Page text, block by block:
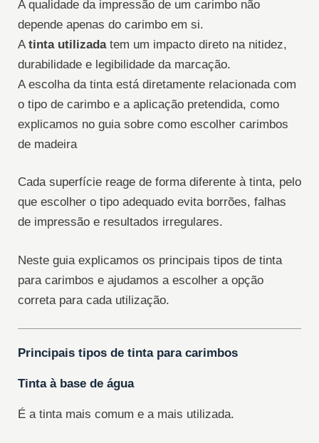
A qualidade da impressão de um carimbo não
depende apenas do carimbo em si.
A tinta utilizadatem um impacto direto na nitidez,
durabilidade e legibilidade da marcação.
A escolha da tinta está diretamente relacionada com
o tipo de carimbo e a aplicação pretendida, como
explicamos no guia sobre como escolher carimbos
de madeira
Cada superfície reage de forma diferente à tinta, pelo
que escolher o tipo adequado evita borrões, falhas
de impressão e resultados irregulares.
Neste guia explicamos os principais tipos de tinta
para carimbos e ajudamos a escolher a opção
correta para cada utilização.
Principais tipos de tinta para carimbos
Tinta à base de água
É a tinta mais comum e a mais utilizada.